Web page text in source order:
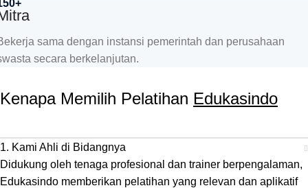
sama dengan instansi pemerintah dan perusahaan
secara berkelanjutan.
Kenapa Memilih Pelatihan Edukasindo
1. Kami Ahli di Bidangnya
Didukung oleh tenaga profesional dan trainer berpengalaman,
Edukasindo memberikan pelatihan yang relevan dan aplikatif